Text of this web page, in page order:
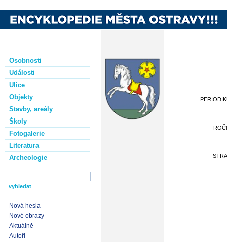
Osobnosti
Události
Ulice
Objekty
Stavby, areály
Školy
Fotogalerie
Literatura
Archeologie
Nová hesla
Nové obrazy
Aktuálně
Autoři